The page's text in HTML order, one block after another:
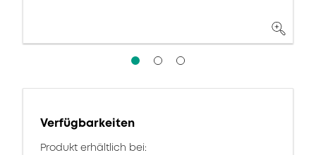
Verfügbarkeiten
Produkt erhältlich bei: